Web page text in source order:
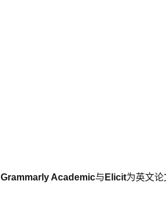
Grammarly Academic与 Elicit为英文